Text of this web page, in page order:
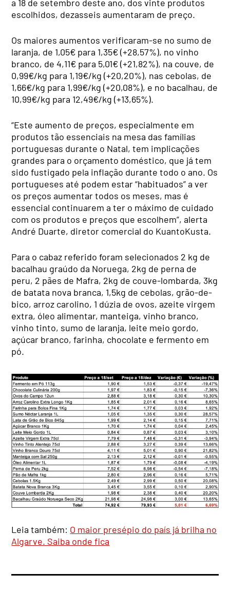
a 18 de setembro deste ano, dos vinte produtos
escolhidos, dezasseis aumentaram de preço.
Os maiores aumentos verificaram-se no sumo de
laranja, de 1,05€ para 1,35€ (+28,57%), no vinho
branco, de 4,11€ para 5,01€ (+21,82%), na couve, de
0,99€/kg para 1,19€/kg (+20,20%), nas cebolas, de
1,66€/kg para 1,99€/kg (+20,08%), e no bacalhau, de
10,99€/kg para 12,49€/kg (+13,65%).
“Este aumento de preços, especialmente em
produtos tão essenciais na mesa das famílias
portuguesas durante o Natal, tem implicações
grandes para o orçamento doméstico, que já tem
sido fustigado pela inflação durante todo o ano. Os
portugueses até podem estar “habituados” a ver
os preços aumentar todos os meses, mas é
essencial continuarem a ter o máximo de cuidado
com os produtos e preços que escolhem”, alerta
André Duarte, diretor comercial do KuantoKusta.
Para o cabaz referido foram selecionados 2 kg de
bacalhau graúdo da Noruega, 2kg de perna de
peru, 2 pães de Mafra, 2kg de couve-lombarda, 3kg
de batata nova branca, 1,5kg de cebolas, grão-de-
bico, arroz carolino, 1 dúzia de ovos, azeite virgem
extra, óleo alimentar, manteiga, vinho branco,
vinho tinto, sumo de laranja, leite meio gordo,
açúcar branco, farinha, chocolate e fermento em
pó.
Leia também: O maior presépio do país já brilha no
Algarve. Saiba onde fica